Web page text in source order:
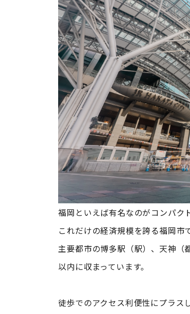
福岡といえば有名なのがコンパク
これだけの経済規模を誇る福岡市
主要都市の博多駅（駅）、天神（
以内に収まっています。
徒歩でのアクセス利便性にプラス